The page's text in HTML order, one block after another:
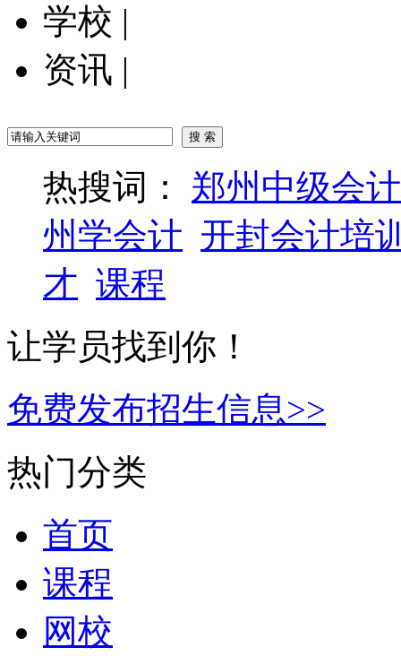
学校 |
资讯 |
热搜词： 郑州中级会
州学会计 开封会计培
才 课程
让学员找到你！
免费发布招生信息>>
热门分类
首页
课程
网校